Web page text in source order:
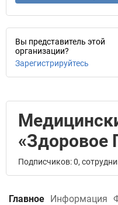
Вы представитель этой
организации?
Зарегистрируйтесь
«Здоровое
Подписчиков: 0,
Главное Информация